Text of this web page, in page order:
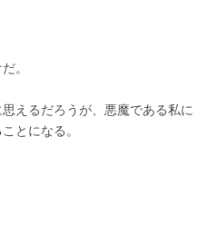
。
えるだろうが、悪魔である私に
とになる。